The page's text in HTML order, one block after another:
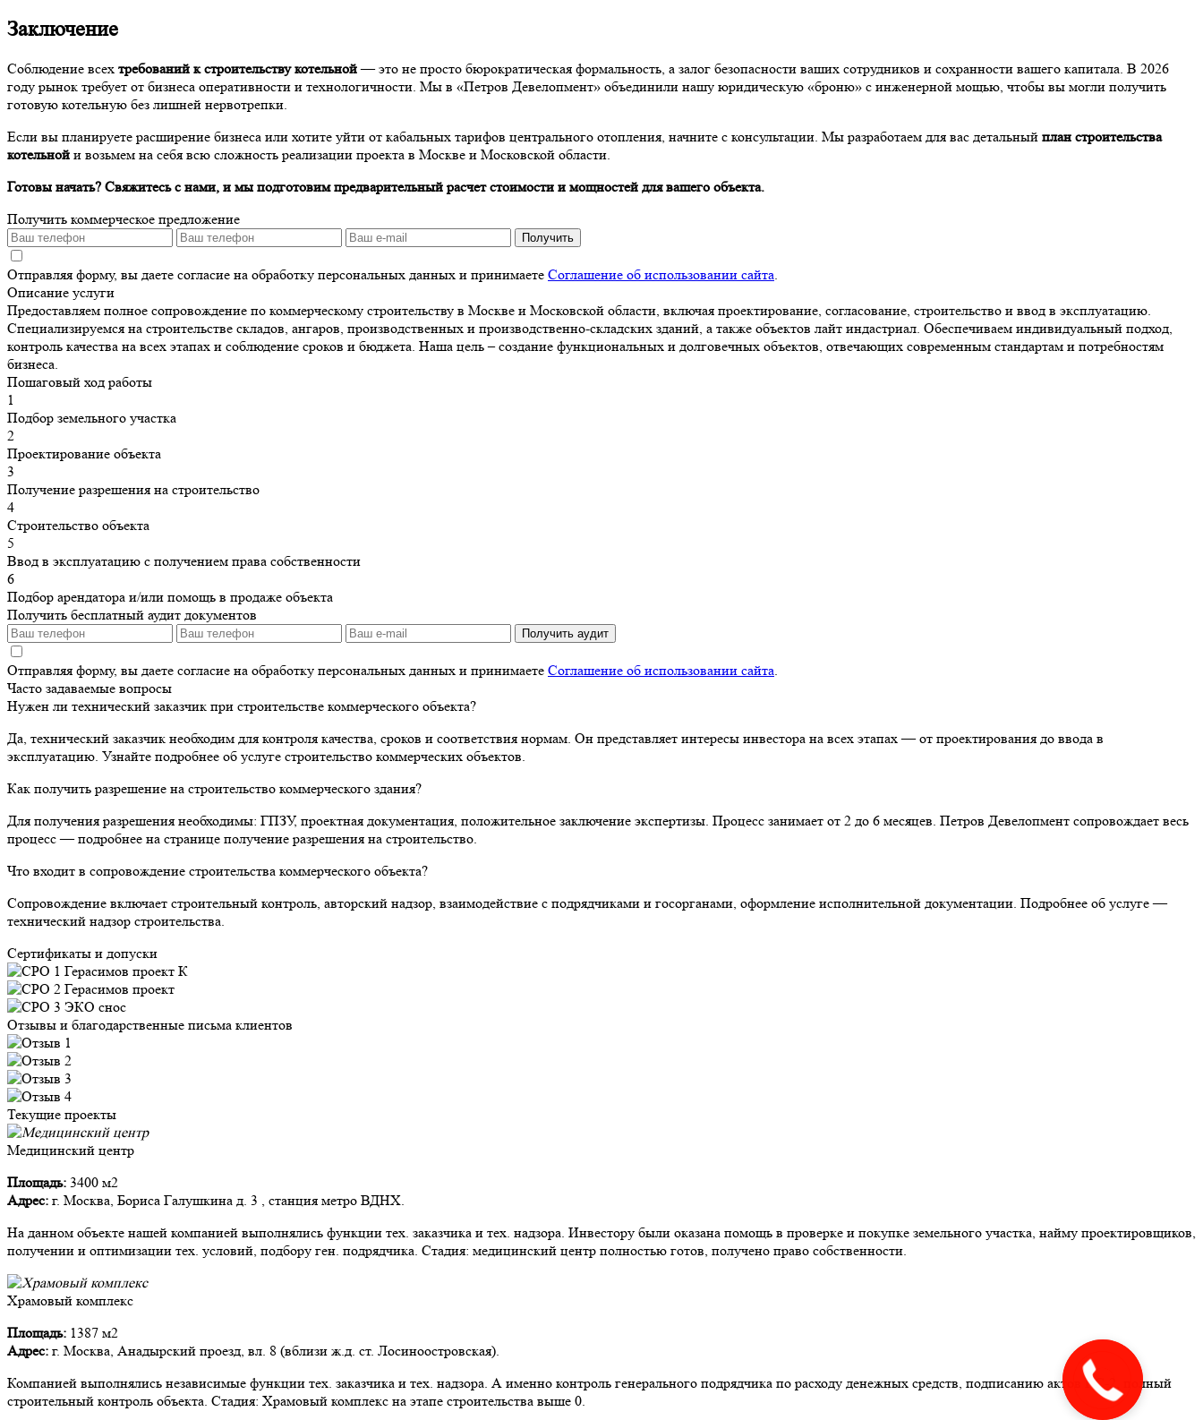
Заключение
Соблюдение всех требований к строительству котельной— это не просто бюрократическая формальность, а залог безопасности ваших сотрудников и сохранности вашего капитала. В 2026
году рынок требует от бизнеса оперативности и технологичности. Мы в «Петров Девелопмент» объединили нашу юридическую «броню» с инженерной мощью, чтобы вы могли получить
готовую котельную без лишней нервотрепки.
Если вы планируете расширение бизнеса или хотите уйти от кабальных тарифов центрального отопления, начните с консультации. Мы разработаем для вас детальный план строительства
котельной и возьмем на себя всю сложность реализации проекта в Москве и Московской области.
Готовы начать? Свяжитесь с нами, и мы подготовим предварительный расчет стоимости и мощностей для вашего объекта.
Получить коммерческое предложение
Получить
Отправляя форму, вы даете согласие на обработку персональных данных и принимаете Соглашение об использовании сайта.
Описание услуги
Предоставляем полное сопровождение по коммерческому строительству в Москве и Московской области, включая проектирование, согласование, строительство и ввод в эксплуатацию.
Специализируемся на строительстве складов, ангаров, производственных и производственно-складских зданий, а также объектов лайт индастриал. Обеспечиваем индивидуальный подход,
контроль качества на всех этапах и соблюдение сроков и бюджета. Наша цель – создание функциональных и долговечных объектов, отвечающих современным стандартам и потребностям
бизнеса.
Пошаговый ход работы
1
Подбор земельного участка
2
Проектирование объекта
3
Получение разрешения на строительство
4
Строительство объекта
5
Ввод в эксплуатацию с получением права собственности
6
Подбор арендатора и/или помощь в продаже объекта
Получить бесплатный аудит документов
Получить аудит
Отправляя форму, вы даете согласие на обработку персональных данных и принимаете Соглашение об использовании сайта.
Часто задаваемые вопросы
Нужен ли технический заказчик при строительстве коммерческого объекта?
Да, технический заказчик необходим для контроля качества, сроков и соответствия нормам. Он представляет интересы инвестора на всех этапах — от проектирования до ввода в
эксплуатацию. Узнайте подробнее об услуге строительство коммерческих объектов.
Как получить разрешение на строительство коммерческого здания?
Для получения разрешения необходимы: ГПЗУ, проектная документация, положительное заключение экспертизы. Процесс занимает от 2 до 6 месяцев. Петров Девелопмент сопровождает весь
процесс — подробнее на странице получение разрешения на строительство.
Что входит в сопровождение строительства коммерческого объекта?
Сопровождение включает строительный контроль, авторский надзор, взаимодействие с подрядчиками и госорганами, оформление исполнительной документации. Подробнее об услуге —
технический надзор строительства.
Сертификаты и допуски
Отзывы и благодарственные письма клиентов
Текущие проекты
Медицинский центр
Площадь: 3400 м2
Адрес: г. Москва, Бориса Галушкина д. 3 , станция метро ВДНХ.
На данном объекте нашей компанией выполнялись функции тех. заказчика и тех. надзора. Инвестору были оказана помощь в проверке и покупке земельного участка, найму проектировщиков,
получении и оптимизации тех. условий, подбору ген. подрядчика. Стадия: медицинский центр полностью готов, получено право собственности.
Храмовый комплекс
Площадь: 1387 м2
Адрес: г. Москва, Анадырский проезд, вл. 8 (вблизи ж.д. ст. Лосиноостровская).
Компанией выполнялись независимые функции тех. заказчика и тех. надзора. А именно контроль генерального подрядчика по расходу денежных средств, подписанию актов КС-2, полный
строительный контроль объекта. Стадия: Храмовый комплекс на этапе строительства выше 0.